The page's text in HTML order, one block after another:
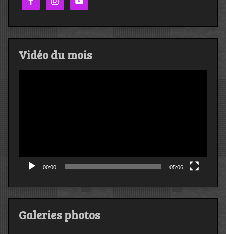
Vidéo du mois
00:00 05:06
Galeries photos